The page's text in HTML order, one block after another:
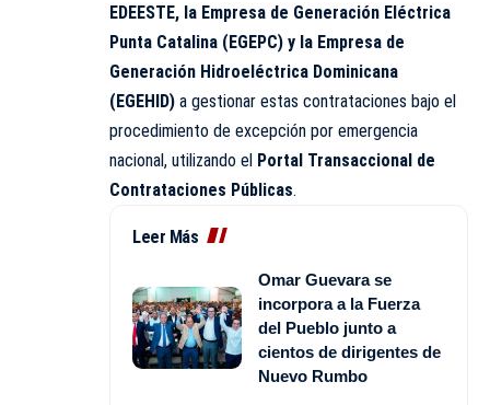
EDEESTE, la Empresa de Generación Eléctrica
Punta Catalina (EGEPC) y la Empresa de
Generación Hidroeléctrica Dominicana
(EGEHID) a gestionar estas contrataciones bajo el
procedimiento de excepción por emergencia
nacional, utilizando el Portal Transaccional de
Contrataciones Públicas.
Leer Más
Omar Guevara se
incorpora a la Fuerza
del Pueblo junto a
cientos de dirigentes de
Nuevo Rumbo